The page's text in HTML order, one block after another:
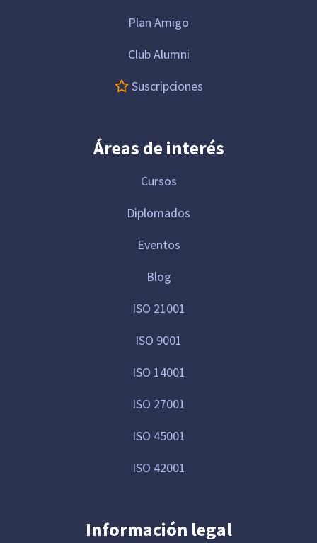
Plan Amigo
Club Alumni
Suscripciones
Áreas de interés
Cursos
Diplomados
Eventos
Blog
ISO 21001
ISO 9001
ISO 14001
ISO 27001
ISO 45001
ISO 42001
Información legal